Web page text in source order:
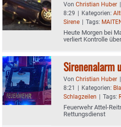
Von Christian Huber |
8:29 | Kategorien:
Sirene | Tags:
Heute Morgen bei
verliert Kontrolle
Sirenenalarm
Von Christian Huber |
8:21 | Kategorien:
Schlagzeilen | Tags:
Feuerwehr Attel-
Rettungsdienst